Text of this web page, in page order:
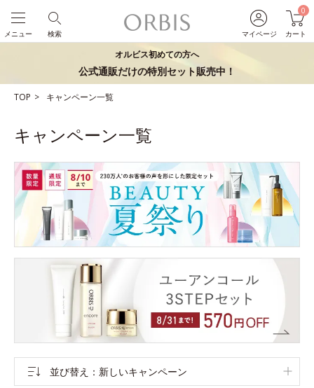
マイページ
0
カート
検索
メニュー
オルビス初めての方へ
公式通販だけの特別セット販売中！
TOP キャンペーン一覧
キャンペーン一覧
並び替え 新しいキャンペーン